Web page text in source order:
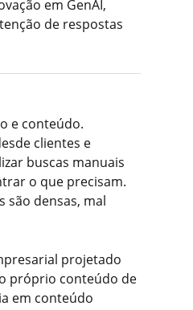
em GenAI,
de respostas
e conteúdo.
clientes e
buscas manuais
o que precisam.
são densas, mal
projetado
próprio conteúdo de
em conteúdo